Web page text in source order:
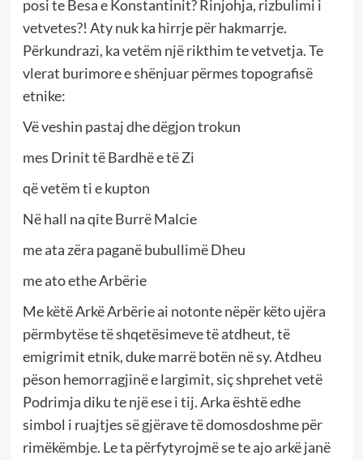
posi te Besa e Konstantinit? Rinjohja, rizbulimi i
vetvetes?! Aty nuk ka hirrje për hakmarrje.
Përkundrazi, ka vetëm një rikthim te vetvetja. Te
vlerat burimore e shënjuar përmes topografisë
etnike:
Vë veshin pastaj dhe dëgjon trokun
mes Drinit të Bardhë e të Zi
që vetëm ti e kupton
Në hall na qite Burrë Malcie
me ata zëra paganë bubullimë Dheu
me ato ethe Arbërie
Me këtë Arkë Arbërie ai notonte nëpër këto ujëra
përmbytëse të shqetësimeve të atdheut, të
emigrimit etnik, duke marrë botën në sy. Atdheu
pëson hemorragjinë e largimit, siç shprehet vetë
Podrimja diku te një ese i tij. Arka është edhe
simbol i ruajtjes së gjërave të domosdoshme për
rimëkëmbje. Le ta përfytyrojmë se te ajo arkë janë